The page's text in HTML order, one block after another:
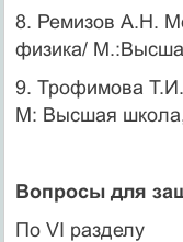
8. Ремизов А.Н.
физика/
9. Трофимова
М: Высшая
Вопросы для
По VI разделу